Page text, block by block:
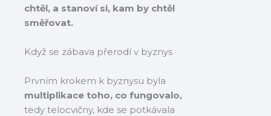
chtěl, a stanoví si, kam by chtěl
směřovat.
Když se zábava přerodí v byznys
Prvním krokem k byznysu byla
multiplikace toho, co fungovalo,
tedy telocvičny, kde se potkávala